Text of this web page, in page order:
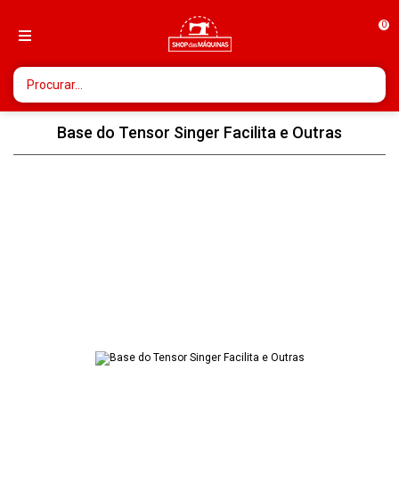
0
Base do Tensor Singer Facilita e Outras